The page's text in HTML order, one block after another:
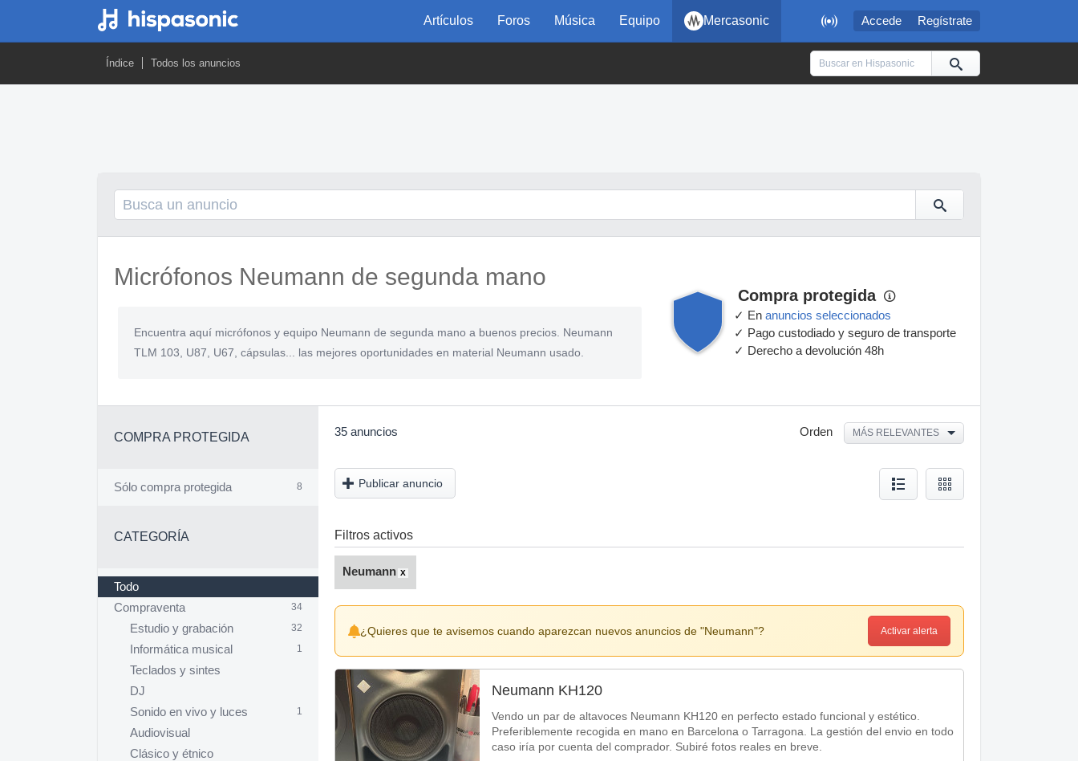
 Accede Regístrate
Artículos Foros Música Equipo Mercasonic
Índice Todos los anuncios
Micrófonos Neumann de segunda mano
Encuentra aquí micrófonos y equipo Neumann de segunda mano a buenos precios. Neumann
TLM 103, U87, U67, cápsulas... las mejores oportunidades en material Neumann usado.
Compra protegida
✓ En anuncios seleccionados
✓ Pago custodiado y seguro de transporte
✓ Derecho a devolución 48h
Orden MÁS RELEVANTES
35 anuncios
Publicar anuncio
Filtros activos
Neumann X
¿Quieres que te avisemos cuando aparezcan nuevos anuncios de "Neumann"? Activar alerta
Neumann KH120
Vendo un par de altavoces Neumann KH120 en perfecto estado funcional y estético.
Preferiblemente recogida en mano en Barcelona o Tarragona. La gestión del envio en todo
caso iría por cuenta del comprador. Subiré fotos reales en breve.
COMPRA PROTEGIDA
8
Sólo compra protegida
CATEGORÍA
Todo
34
Compraventa
32
Estudio y grabación
1
Informática musical
Teclados y sintes
DJ
1
Sonido en vivo y luces
Audiovisual
Clásico y étnico